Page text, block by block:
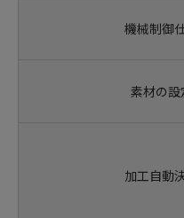
機械制御
素材の設
加工自動